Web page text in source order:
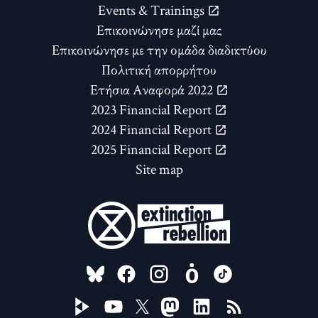
Events & Trainings
Επικοινώνησε μαζί μας
Επικοινώνησε με την ομάδα διαδικτύου
Πολιτική απορρήτου
Ετήσια Αναφορά 2022
2023 Financial Report
2024 Financial Report
2025 Financial Report
Site map
FOLLOW US ON